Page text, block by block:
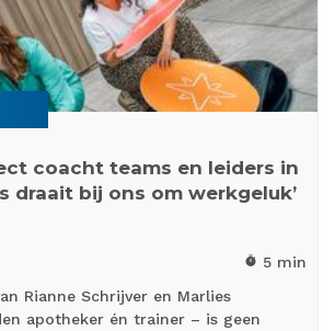
coacht teams en leiders in
draait bij ons om werkgeluk’
timer 5 min
Rianne Schrijver en Marlies
apotheker én trainer – is geen